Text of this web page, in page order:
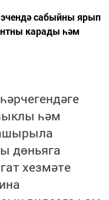
эчендә сабыйны ярып
карады һәм
һәм
дөньяга
хезмәте